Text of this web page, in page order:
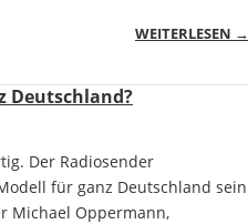
WEITERLESEN →
Deutschland?
Der Radiosender
für ganz Deutschland sein
Michael Oppermann,